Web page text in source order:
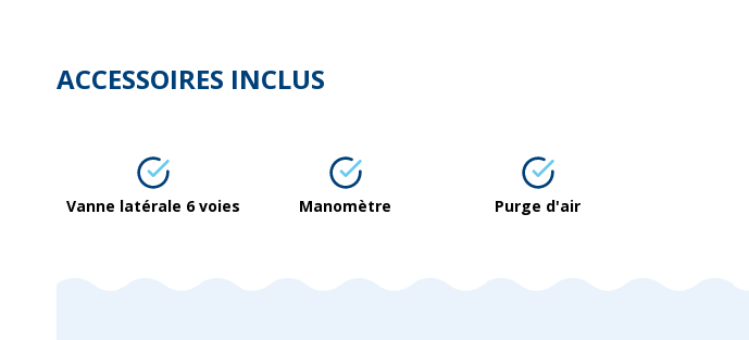
ACCESSOIRES INCLUS
Vanne latérale 6 voies Manomètre Purge d'air